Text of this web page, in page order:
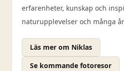
erfarenheter, kunskap och
naturupplevelser och många
Läs mer om Niklas
Se kommande fotoresor